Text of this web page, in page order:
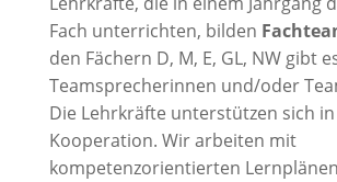
Fach unterrichten, bilden
den Fächern D, M, E, GL, NW gibt
Teamsprecherinnen und/oder
Die Lehrkräfte unterstützen sich
Kooperation. Wir arbeiten mit
kompetenzorientierten